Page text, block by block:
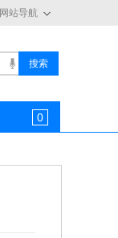
网站导航
0